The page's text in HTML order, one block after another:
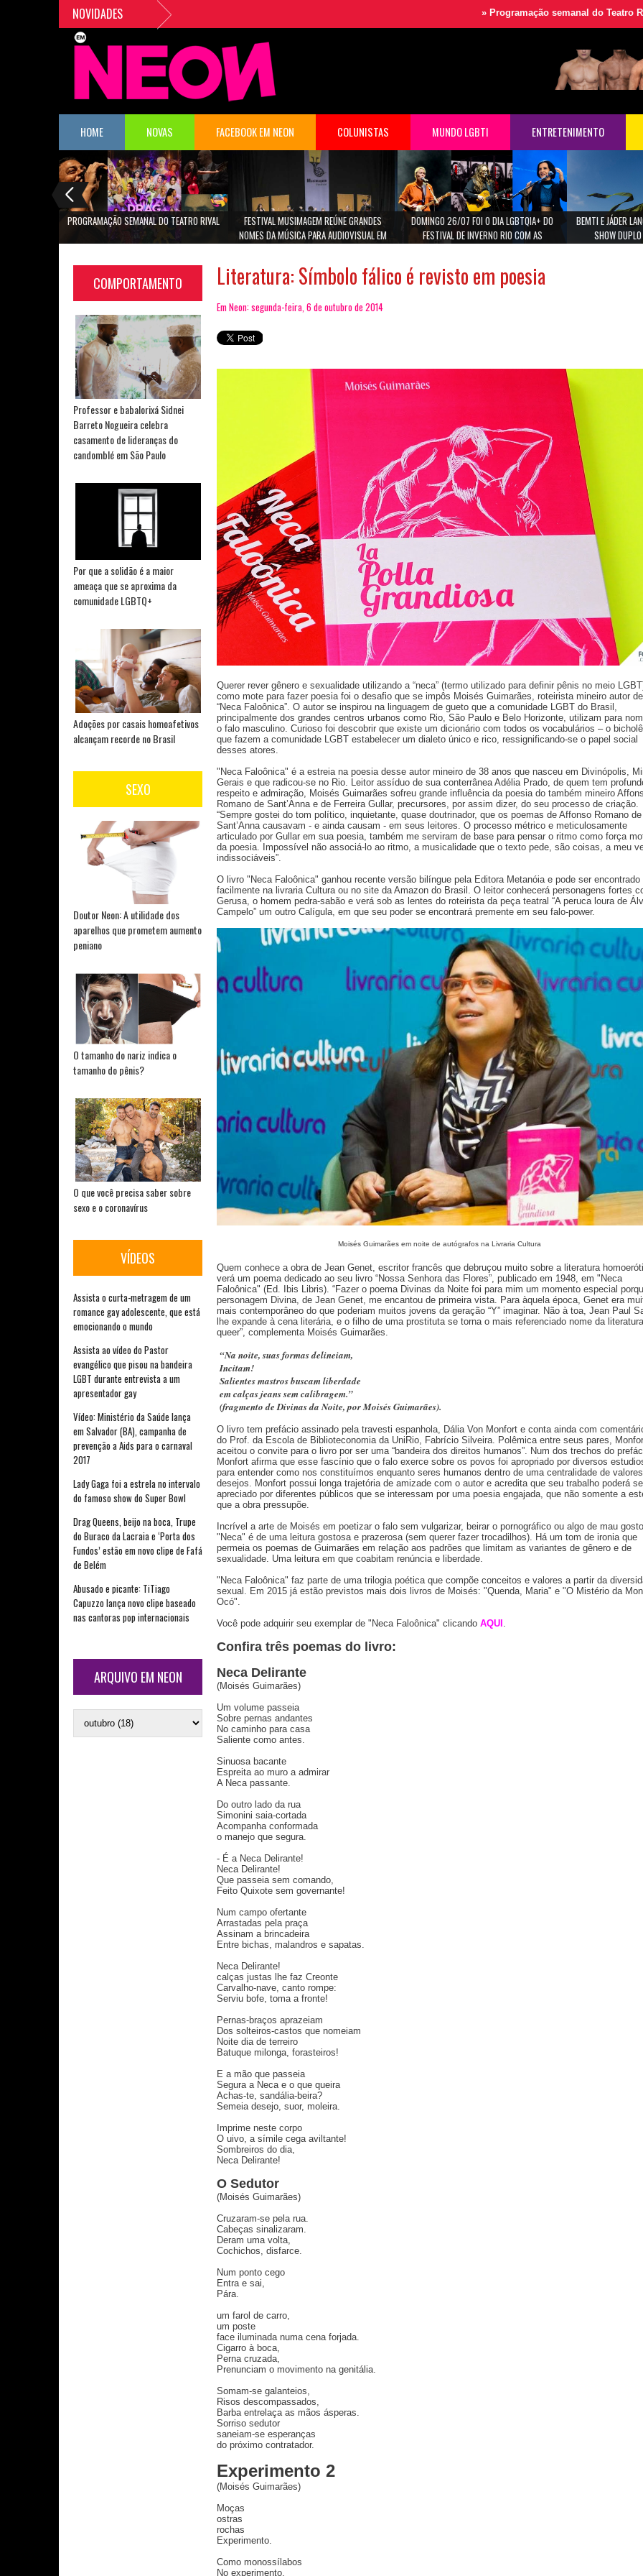
NOVIDADES Programação semanal do Teatro Rival »
HOME NOVAS FACEBOOK EM NEON COLUNISTAS MUNDO LGBTI ENTRETENIMENTO
PROGRAMAÇÃO SEMANAL DO TEATRO RIVAL
FESTIVAL MUSIMAGEM REÚNE GRANDES
NOMES DA MÚSICA PARA AUDIOVISUAL EM
DOMINGO 26/07 FOI O DIA LGBTQIA+ DO
FESTIVAL DE INVERNO RIO COM AS
BEMTI E JÁDER
SHOW
COMPORTAMENTO
Professor e babalorixá Sidnei
Barreto Nogueira celebra
casamento de lideranças do
candomblé em São Paulo
Por que a solidão é a maior
ameaça que se aproxima da
comunidade LGBTQ+
Adoções por casais homoafetivos
alcançam recorde no Brasil
SEXO
Doutor Neon: A utilidade dos
aparelhos que prometem aumento
peniano
O tamanho do nariz indica o
tamanho do pênis?
O que você precisa saber sobre
sexo e o coronavírus
VÍDEOS
Assista o curta-metragem de um
romance gay adolescente, que está
emocionando o mundo
Assista ao vídeo do Pastor
evangélico que pisou na bandeira
LGBT durante entrevista a um
apresentador gay
Vídeo: Ministério da Saúde lança
em Salvador (BA), campanha de
prevenção a Aids para o carnaval
2017
Lady Gaga foi a estrela no intervalo
do famoso show do Super Bowl
Drag Queens, beijo na boca, Trupe
do Buraco da Lacraia e ‘Porta dos
Fundos’ estão em novo clipe de Fafá
de Belém
Abusado e picante: TiTiago
Capuzzo lança novo clipe baseado
nas cantoras pop internacionais
ARQUIVO EM NEON
Literatura: Símbolo fálico é revisto em poesia
Em Neon: segunda-feira, 6 de outubro de 2014
Querer rever gênero e sexualidade utilizando a “neca” (termo utilizado para definir pênis no meio
como mote para fazer poesia foi o desafio que se impôs Moisés Guimarães, roteirista mineiro autor de
“Neca Faloônica”. O autor se inspirou na linguagem de gueto que a comunidade LGBT do Brasil,
principalmente dos grandes centros urbanos como Rio, São Paulo e Belo Horizonte, utilizam para
o falo masculino. Curioso foi descobrir que existe um dicionário com todos os vocabulários – o
que fazem a comunidade LGBT estabelecer um dialeto único e rico, ressignificando-se o papel social
desses atores.
"Neca Faloônica" é a estreia na poesia desse autor mineiro de 38 anos que nasceu em Divinópolis,
Gerais e que radicou-se no Rio. Leitor assíduo de sua conterrânea Adélia Prado, de quem tem
respeito e admiração, Moisés Guimarães sofreu grande influência da poesia do também mineiro
Romano de Sant’Anna e de Ferreira Gullar, precursores, por assim dizer, do seu processo de criação.
“Sempre gostei do tom político, inquietante, quase doutrinador, que os poemas de Affonso Romano de
Sant’Anna causavam - e ainda causam - em seus leitores. O processo métrico e meticulosamente
articulado por Gullar em sua poesia, também me serviram de base para pensar o ritmo como força
da poesia. Impossível não associá-lo ao ritmo, a musicalidade que o texto pede, são coisas, a meu
indissociáveis”.
O livro "Neca Faloônica" ganhou recente versão bilíngue pela Editora Metanóia e pode ser encontrado
facilmente na livraria Cultura ou no site da Amazon do Brasil. O leitor conhecerá personagens fortes
Gerusa, o homem pedra-sabão e verá sob as lentes do roteirista da peça teatral “A peruca loura de
Campelo” um outro Calígula, em que seu poder se encontrará premente em seu falo-power.
Moisés Guimarães em noite de autógrafos na Livraria Cultura
Quem conhece a obra de Jean Genet, escritor francês que debruçou muito sobre a literatura
verá um poema dedicado ao seu livro “Nossa Senhora das Flores”, publicado em 1948, em "Neca
Faloônica" (Ed. Ibis Libris). “Fazer o poema Divinas da Noite foi para mim um momento especial
personagem Divina, de Jean Genet, me encantou de primeira vista. Para àquela época, Genet era
mais contemporâneo do que poderiam muitos jovens da geração “Y” imaginar. Não à toa, Jean Paul
lhe expande à cena literária, e o filho de uma prostituta se torna o mais referenciado nome da literatura
queer”, complementa Moisés Guimarães.
“Na noite, suas formas delineiam,
Incitam!
Salientes mastros buscam liberdade
em calças jeans sem calibragem.”
(fragmento de Divinas da Noite, por Moisés Guimarães).
O livro tem prefácio assinado pela travesti espanhola, Dália Von Monfort e conta ainda com
do Prof. da Escola de Biblioteconomia da UniRio, Fabrício Silveira. Polêmica entre seus pares,
aceitou o convite para o livro por ser uma “bandeira dos direitos humanos”. Num dos trechos do
Monfort afirma que esse fascínio que o falo exerce sobre os povos foi apropriado por diversos
para entender como nos constituímos enquanto seres humanos dentro de uma centralidade de
desejos. Monfort possui longa trajetória de amizade com o autor e acredita que seu trabalho poderá
apreciado por diferentes públicos que se interessam por uma poesia engajada, que não somente a
que a obra pressupõe.
Incrível a arte de Moisés em poetizar o falo sem vulgarizar, beirar o pornográfico ou algo de mau
"Neca" é de uma leitura gostosa e prazerosa (sem querer fazer trocadilhos). Há um tom de ironia que
permeia os poemas de Guimarães em relação aos padrões que limitam as variantes de gênero e de
sexualidade. Uma leitura em que coabitam renúncia e liberdade.
"Neca Faloônica" faz parte de uma trilogia poética que compõe conceitos e valores a partir da
sexual. Em 2015 já estão previstos mais dois livros de Moisés: "Quenda, Maria" e "O Mistério da
Ocó".
Você pode adquirir seu exemplar de "Neca Faloônica" clicando AQUI
Confira três poemas do livro:
Neca Delirante
(Moisés Guimarães)
Um volume passeia
Sobre pernas andantes
No caminho para casa
Saliente como antes.
Sinuosa bacante
Espreita ao muro a admirar
A Neca passante.
Do outro lado da rua
Simonini saia-cortada
Acompanha conformada
o manejo que segura.
- É a Neca Delirante!
Neca Delirante!
Que passeia sem comando,
Feito Quixote sem governante!
Num campo ofertante
Arrastadas pela praça
Assinam a brincadeira
Entre bichas, malandros e sapatas.
Neca Delirante!
calças justas lhe faz Creonte
Carvalho-nave, canto rompe:
Serviu bofe, toma a fronte!
Pernas-braços aprazeiam
Dos solteiros-castos que nomeiam
Noite dia de terreiro
Batuque milonga, forasteiros!
E a mão que passeia
Segura a Neca e o que queira
Achas-te, sandália-beira?
Semeia desejo, suor, moleira.
Imprime neste corpo
O uivo, a símile cega aviltante!
Sombreiros do dia,
Neca Delirante!
O Sedutor
(Moisés Guimarães)
Cruzaram-se pela rua.
Cabeças sinalizaram.
Deram uma volta,
Cochichos, disfarce.
Num ponto cego
Entra e sai,
Pára.
um farol de carro,
um poste
face iluminada numa cena forjada.
Cigarro à boca,
Perna cruzada,
Prenunciam o movimento na genitália.
Somam-se galanteios,
Risos descompassados,
Barba entrelaça as mãos ásperas.
Sorriso sedutor
saneiam-se esperanças
do próximo contratador.
Experimento 2
(Moisés Guimarães)
Moças
ostras
rochas
Experimento.
Como monossílabos
No experimento.